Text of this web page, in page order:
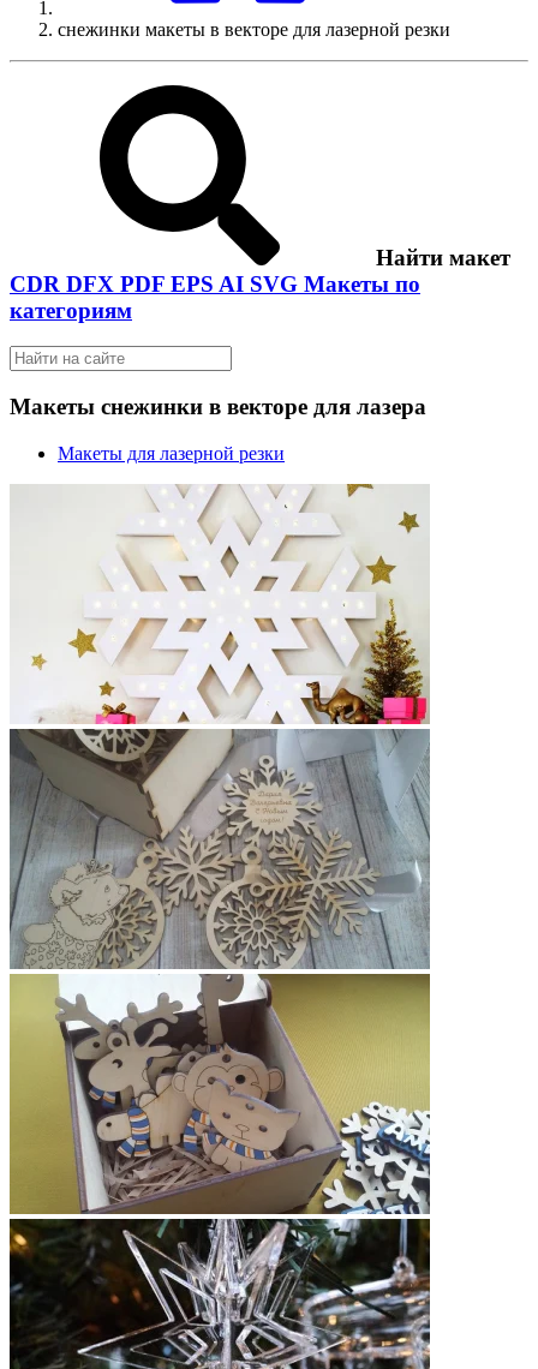
снежинки макеты в векторе для лазерной резки
Найти макет
CDR DFX PDF EPS AI SVG Макеты по
категориям
Макеты снежинки в векторе для лазера
Макеты для лазерной резки